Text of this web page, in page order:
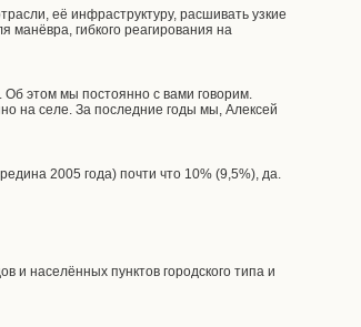
её инфраструктуру, расшивать узкие
манёвра, гибкого реагирования на
Об этом мы постоянно с вами говорим.
на селе. За последние годы мы, Алексей
2005 года) почти что 10% (9,5%), да.
и населённых пунктов городского типа и